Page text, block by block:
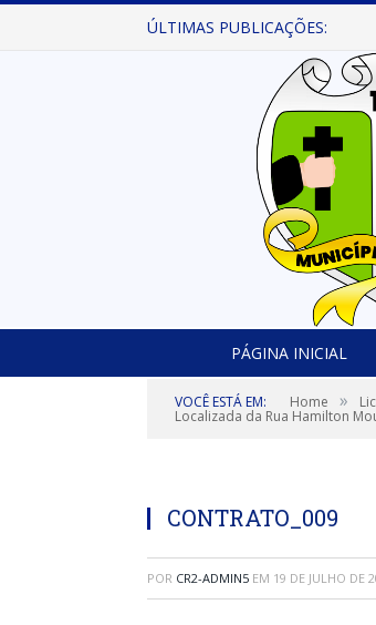
ÚLTIMAS PUBLICAÇÕES:
PÁGINA INICIAL
VOCÊ ESTÁ EM: Home »
Localizada da Rua Hamilton
CONTRATO_009
POR CR2-ADMIN5 EM 19 DE JULHO DE